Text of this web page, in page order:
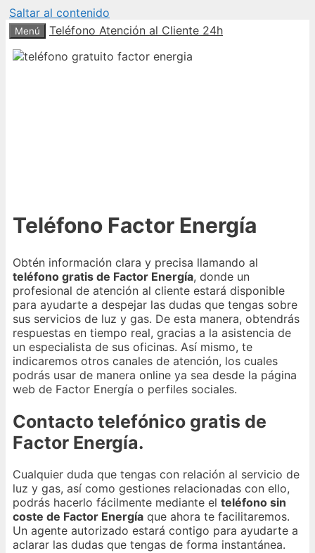
Saltar al contenido
Menú Teléfono Atención al Cliente 24h
Teléfono Factor Energía
Obtén información clara y precisa llamando al
teléfono gratis de Factor Energía, donde un
profesional de atención al cliente estará disponible
para ayudarte a despejar las dudas que tengas sobre
sus servicios de luz y gas. De esta manera, obtendrás
respuestas en tiempo real, gracias a la asistencia de
un especialista de sus oficinas. Así mismo, te
indicaremos otros canales de atención, los cuales
podrás usar de manera online ya sea desde la página
web de Factor Energía o perfiles sociales.
Contacto telefónico gratis de
Factor Energía.
Cualquier duda que tengas con relación al servicio de
luz y gas, así como gestiones relacionadas con ello,
podrás hacerlo fácilmente mediante el teléfono sin
coste de Factor Energía que ahora te facilitaremos.
Un agente autorizado estará contigo para ayudarte a
aclarar las dudas que tengas de forma instantánea.